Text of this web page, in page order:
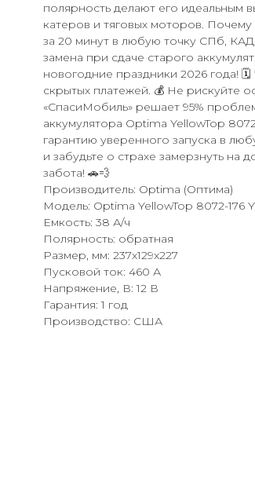
полярность делают его идеальным
катеров и тяговых моторов.
за 20 минут в любую точку СПб,
замена при сдаче старого
новогодние праздники 2026 года!
скрытых платежей. 💰 Не рискуйте
«СпасиМобиль» решает 95%
аккумулятора Optima YellowTop
гарантию уверенного запуска в
и забудьте о страхе замерзнуть на
забота! 🚗💨
Производитель: Optima (Оптима)
Модель: Optima YellowTop 8072-176
Емкость: 38 А/ч
Полярность: обратная
Размер, мм: 237x129x227
Пусковой ток: 460 А
Напряжение, В: 12 В
Гарантия: 1 год
Производство: США